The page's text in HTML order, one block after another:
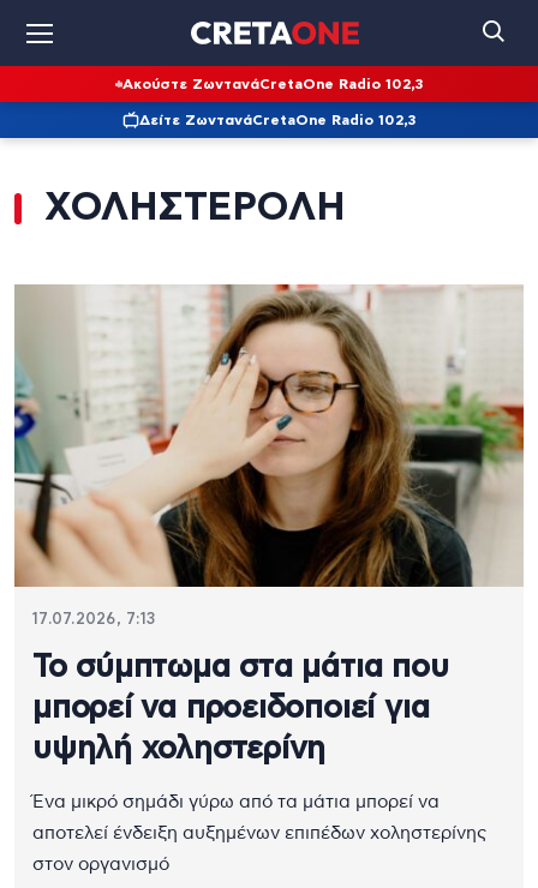
Ακούστε ΖωντανάCretaOne Radio 102,3
Δείτε ΖωντανάCretaOne Radio 102,3
ΧΟΛΗΣΤΕΡΟΛΗ
17.07.2026, 7:13
Το σύμπτωμα στα μάτια που
μπορεί να προειδοποιεί για
υψηλή χοληστερίνη
Ένα μικρό σημάδι γύρω από τα μάτια μπορεί να
αποτελεί ένδειξη αυξημένων επιπέδων χοληστερίνης
στον οργανισμό